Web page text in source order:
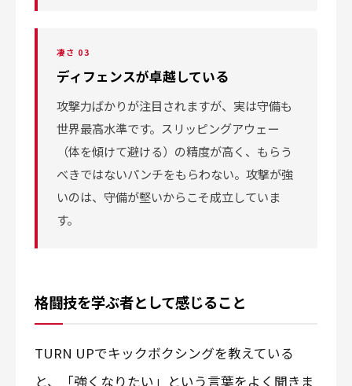
凄さ 03
ディフェンスが卓越している
攻撃力ばかりが注目されますが、実は守備も
世界最高水準です。スリッピングアウェー
（体を傾けて避ける）の精度が高く、もらう
べきではないパンチをもらわない。攻撃が強
いのは、守備が堅いからこそ成立していま
す。
格闘技を学ぶ者として感じること
TURN UPでキックボクシングを教えている
と、「強くなりたい」という言葉をよく聞きま